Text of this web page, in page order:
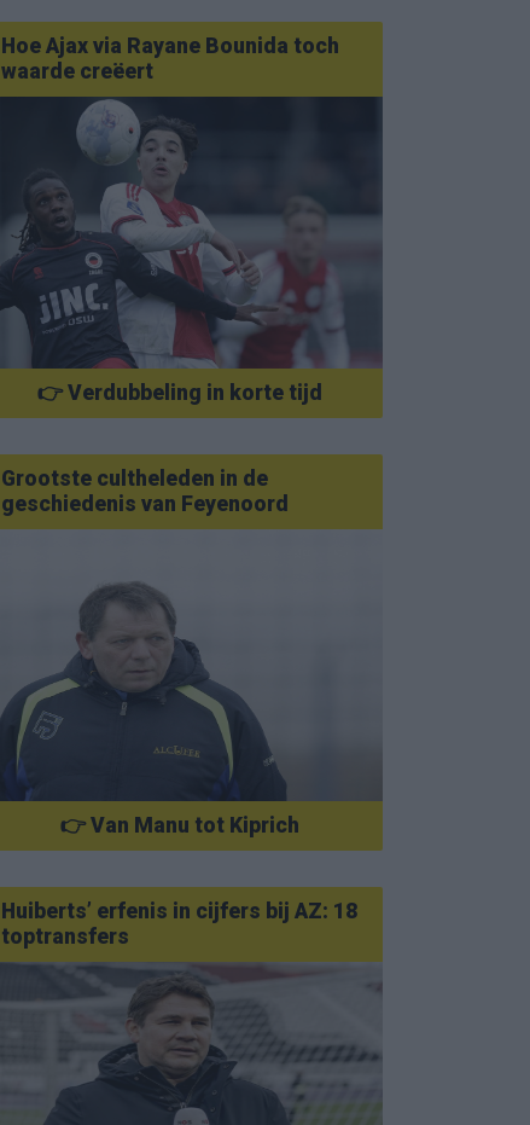
Hoe Ajax via Rayane Bounida toch
waarde creëert
👉 Verdubbeling in korte tijd
Grootste cultheleden in de
geschiedenis van Feyenoord
👉 Van Manu tot Kiprich
Huiberts’ erfenis in cijfers bij AZ: 18
toptransfers